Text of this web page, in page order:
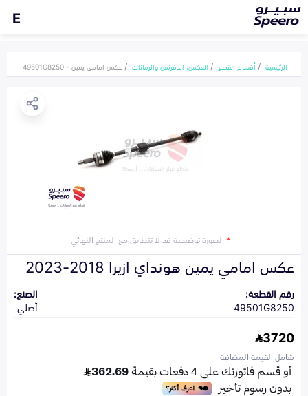
E
الرئيسية أقسام القطع العكس، الدفرنس والرمانات عكس امامي يمين - 49501G8250
*الصورة توضيحية قد لا تتطابق مع المنتج النهائي
عكس امامي يمين هونداي ازيرا 2018-2023
رقم القطعة:
49501G8250
الصنع:
أصلي
3720
شامل القيمة المضافة